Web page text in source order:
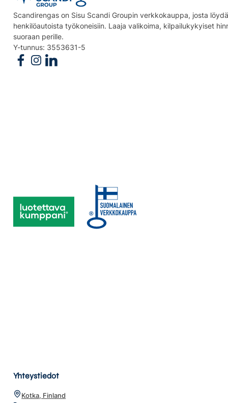
Scandirengas on Sisu Scandi Groupin verkkokauppa, josta
henkilöautoista työkoneisiin. Laaja valikoima, kilpailukykyiset
suoraan perille.
Y-tunnus: 3553631-5
Follow us on Facebook
Follow us on Instagram
Follow us on Linkedin
Yhteystiedot
Kotka, Finland